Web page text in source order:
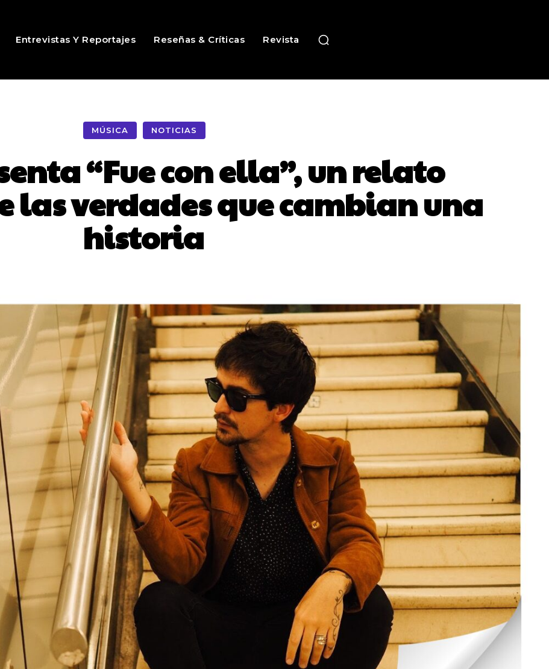
Entrevistas Y Reportajes Reseñas & Críticas Revista
MÚSICA NOTICIAS
“Fue con ella”, un relato
las verdades que cambian una
historia